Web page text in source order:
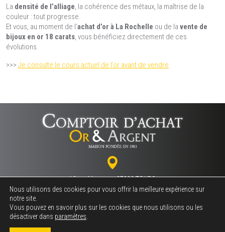
La densité de l’alliage, la cohérence des métaux, la maîtrise de la
couleur : tout progresse.
Et vous, au moment de l’achat d’or à La Rochelle ou de la vente de
bijoux en or 18 carats, vous bénéficiez directement de ces
évolutions.
>>> Je consulte le cours actuel de l’or avant de vendre
18 rue Marceau - 37000 TOURS
Nous utilisons des cookies pour vous offrir la meilleure expérience sur
notre site.
Vous pouvez en savoir plus sur les cookies que nous utilisons ou les
désactiver dans paramètres